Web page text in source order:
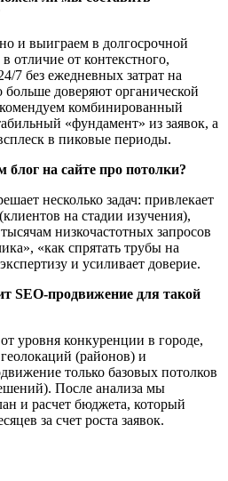
и выиграем в долгосрочной
отличие от контекстного,
7 без ежедневных затрат на
больше доверяют органической
комбинированный
«фундамент» из заявок, а
в пиковые периоды.
на сайте про потолки?
несколько задач: привлекает
на стадии изучения),
низкочастотных запросов
«как спрятать трубы на
и усиливает доверие.
SEO-продвижение для такой
уровня конкуренции в городе,
(районов) и
только базовых потолков
После анализа мы
и расчет бюджета, который
за счет роста заявок.